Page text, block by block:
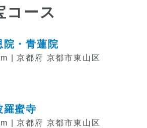
コース
院・青蓮院
| 京都府 京都市東山区
羅蜜寺
| 京都府 京都市東山区